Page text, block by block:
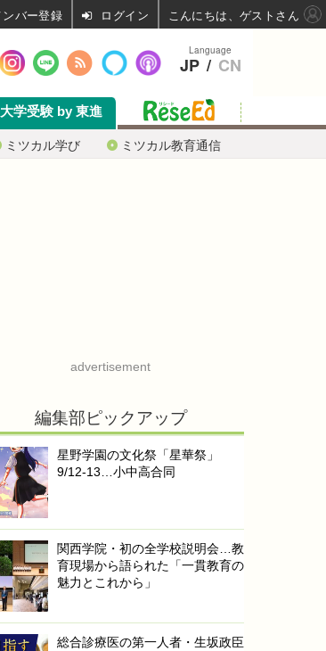
ミツカル学び ミツカル教育通信
大学受験 by 東進
advertisement
編集部ピックアップ
星野学園の文化祭「星華祭」
9/12-13…小中高合同
関西学院・初の全学校説明会…教
育現場から語られた「一貫教育の
魅力とこれから」
総合診療医の第一人者・生坂政臣
Language
JP / CN
ログイン こんにちは、ゲストさん